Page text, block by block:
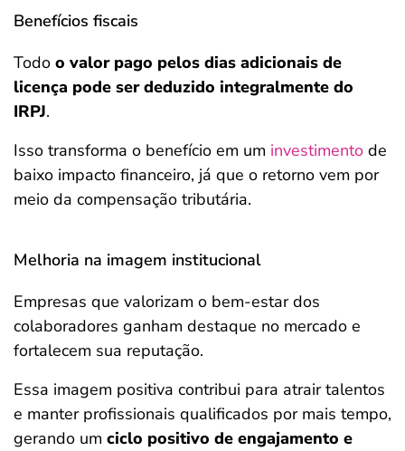
Benefícios fiscais
Todo o valor pago pelos dias adicionais de
licença pode ser deduzido integralmente do
IRPJ.
Isso transforma o benefício em um investimento de
baixo impacto financeiro, já que o retorno vem por
meio da compensação tributária.
Melhoria na imagem institucional
Empresas que valorizam o bem-estar dos
colaboradores ganham destaque no mercado e
fortalecem sua reputação.
Essa imagem positiva contribui para atrair talentos
e manter profissionais qualificados por mais tempo,
gerando um ciclo positivo de engajamento e